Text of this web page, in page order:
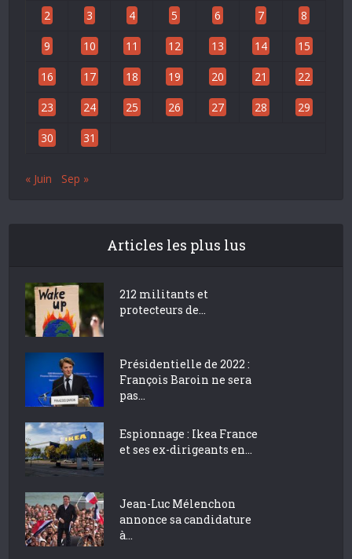
2 3 4 5 6 7 8
9 10 11 12 13 14 15
16 17 18 19 20 21 22
23 24 25 26 27 28 29
30 31
« Juin Sep »
Articles les plus lus
212 militants et
protecteurs de...
Présidentielle de 2022 :
François Baroin ne sera
pas...
Espionnage : Ikea France
et ses ex-dirigeants en...
Jean-Luc Mélenchon
annonce sa candidature
à...